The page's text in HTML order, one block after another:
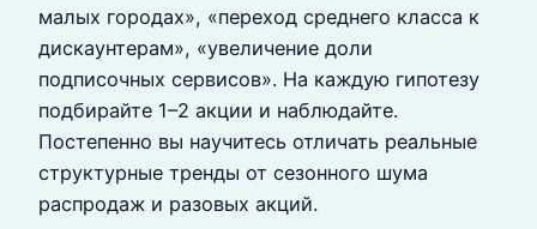
малых городах», «переход среднего класса к
дискаунтерам», «увеличение доли
подписочных сервисов». На каждую гипотезу
подбирайте 1–2 акции и наблюдайте.
Постепенно вы научитесь отличать реальные
структурные тренды от сезонного шума
распродаж и разовых акций.